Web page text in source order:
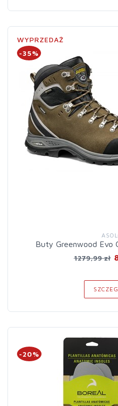
WYPRZEDAŻ
-35%
Buty Greenwood Evo
1279,99 zł
-20%